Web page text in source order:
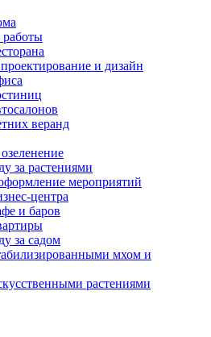
и дизайн
веранд
за растениями
мероприятий
центра
и баров
за садом
мхом и
растениями